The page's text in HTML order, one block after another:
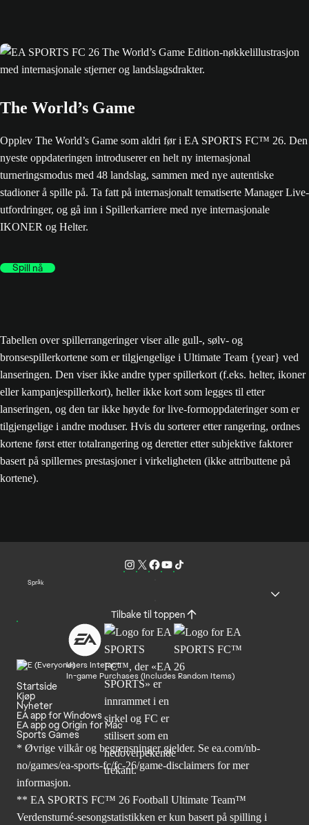
The World’s Game
Opplev The World’s Game som aldri før i EA SPORTS FC™ 26. Den
nyeste oppdateringen introduserer en helt ny internasjonal
turneringsmodus med 48 landslag, sammen med nye autentiske
stadioner å spille på. Ta fatt på internasjonalt tematiserte Manager Live-
utfordringer, og gå inn i Spillerkarriere med nye internasjonale
IKONER og Helter.
Spill nå
Tabellen over spillerrangeringer viser alle gull-, sølv- og
bronsespillerkortene som er tilgjengelige i Ultimate Team {year} ved
lanseringen. Den viser ikke andre typer spillerkort (f.eks. helter, ikoner
eller kampanjespillerkort), heller ikke kort som legges til etter
lanseringen, og den tar ikke høyde for live-formoppdateringer som er
tilgjengelige i andre moduser. Hvis du sorterer etter rangering, ordnes
kortene først etter totalrangering og deretter etter subjektive faktorer
basert på spillernes prestasjoner i virkeligheten (ikke attributtene på
kortene).
Språk
Tilbake til toppen
Users Interact
In-game Purchases (Includes Random Items)
Startside
Kjøp
Nyheter
EA app for Windows
EA app og Origin for Mac
Sports Games
* Øvrige vilkår og begrensninger gjelder. Se ea.com/nb-
no/games/ea-sports-fc/fc-26/game-disclaimers for mer
informasjon.
** EA SPORTS FC™ 26 Football Ultimate Team™
Verdensturné-sesongstatistikken er kun basert på spilling i